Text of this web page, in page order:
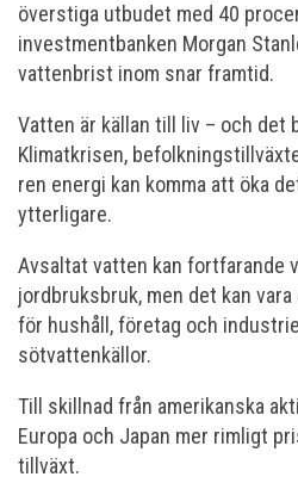
överstiga utbudet med 40
investmentbanken Morgan
vattenbrist inom snar framtid.
Vatten är källan till liv – och det
Klimatkrisen,
ren energi kan komma att öka
ytterligare.
Avsaltat vatten kan fortfarande
jordbruksbruk, men det kan
för hushåll, företag och
sötvattenkällor.
Till skillnad från amerikanska
Europa och Japan mer rimligt
tillväxt.